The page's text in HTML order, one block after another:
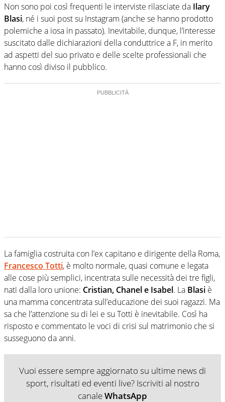
Non sono poi così frequenti le interviste rilasciate da Ilary
Blasi, né i suoi post su Instagram (anche se hanno prodotto
polemiche a iosa in passato). Inevitabile, dunque, l’interesse
suscitato dalle dichiarazioni della conduttrice a F, in merito
ad aspetti del suo privato e delle scelte professionali che
hanno così diviso il pubblico.
La famiglia costruita con l’ex capitano e dirigente della Roma,
Francesco Totti, è molto normale, quasi comune e legata
alle cose più semplici, incentrata sulle necessità dei tre figli,
nati dalla loro unione: Cristian, Chanel e Isabel. La Blasi è
una mamma concentrata sull’educazione dei suoi ragazzi. Ma
sa che l’attenzione su di lei e su Totti è inevitabile. Così ha
risposto e commentato le voci di crisi sul matrimonio che si
susseguono da anni.
Vuoi essere sempre aggiornato su ultime news di
sport, risultati ed eventi live? Iscriviti al nostro
canaleWhatsApp